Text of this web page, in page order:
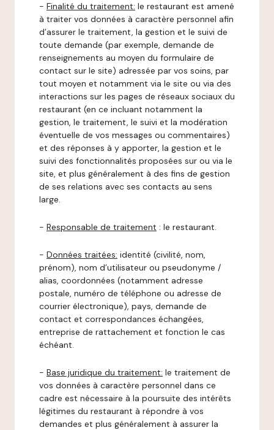
- Finalité du traitement: le restaurant est amené
à traiter vos données à caractère personnel afin
d’assurer le traitement, la gestion et le suivi de
toute demande (par exemple, demande de
renseignements au moyen du formulaire de
contact sur le site) adressée par vos soins, par
tout moyen et notamment via le site ou via des
interactions sur les pages de réseaux sociaux du
restaurant (en ce incluant notamment la
gestion, le traitement, le suivi et la modération
éventuelle de vos messages ou commentaires)
et des réponses à y apporter, la gestion et le
suivi des fonctionnalités proposées sur ou via le
site, et plus généralement à des fins de gestion
de ses relations avec ses contacts au sens
large.
- Responsable de traitement : le restaurant.
- Données traitées: identité (civilité, nom,
prénom), nom d’utilisateur ou pseudonyme /
alias, coordonnées (notamment adresse
postale, numéro de téléphone ou adresse de
courrier électronique), pays, demande de
contact et correspondances échangées,
entreprise de rattachement et fonction le cas
échéant.
- Base juridique du traitement: le traitement de
vos données à caractère personnel dans ce
cadre est nécessaire à la poursuite des intérêts
légitimes du restaurant à répondre à vos
demandes et plus généralement à assurer la